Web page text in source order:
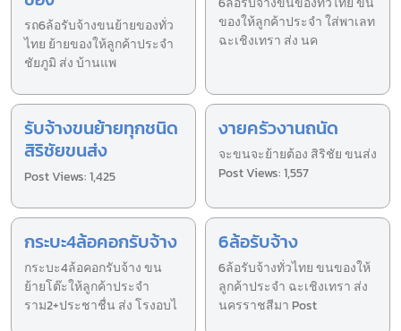
รถ6ล้อรับจ้างขนย้ายของทั่ว
ไทย ย้ายของให้ลูกค้าประจำ
ชัยภูมิ ส่ง บ้านแพ
ของให้ลูกค้าประจำ ใส่พาเลท
ฉะเชิงเทรา ส่ง นค
รับจ้างขนย้ายทุกชนิด
สิริชัยขนส่ง
Post Views: 1,425
งายครัวงานถนัด
จะขนจะย้ายต้อง สิริชัย ขนส่ง
Post Views: 1,557
กระบะ4ล้อคอกรับจ้าง
กระบะ4ล้อคอกรับจ้าง ขน
ย้ายโต๊ะให้ลูกค้าประจำ
ราม2+ประชาชื่น ส่ง โรงอบไ
6ล้อรับจ้าง
6ล้อรับจ้างทั่วไทย ขนของให้
ลูกค้าประจำ ฉะเชิงเทรา ส่ง
นครราชสีมา Post